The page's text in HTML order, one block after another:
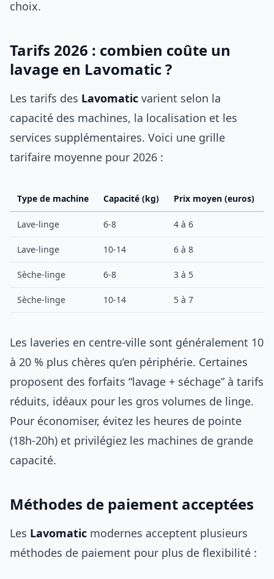
choix.
Tarifs 2026 : combien coûte un
lavage en Lavomatic ?
Les tarifs des Lavomatic varient selon la
capacité des machines, la localisation et les
services supplémentaires. Voici une grille
tarifaire moyenne pour 2026 :
Type de machine Capacité (kg) Prix moyen (euros)
Lave-linge 6-8 4 à 6
Lave-linge 10-14 6 à 8
Sèche-linge 6-8 3 à 5
Sèche-linge 10-14 5 à 7
Les laveries en centre-ville sont généralement 10
à 20 % plus chères qu’en périphérie. Certaines
proposent des forfaits “lavage + séchage” à tarifs
réduits, idéaux pour les gros volumes de linge.
Pour économiser, évitez les heures de pointe
(18h-20h) et privilégiez les machines de grande
capacité.
Méthodes de paiement acceptées
Les Lavomatic modernes acceptent plusieurs
méthodes de paiement pour plus de flexibilité :